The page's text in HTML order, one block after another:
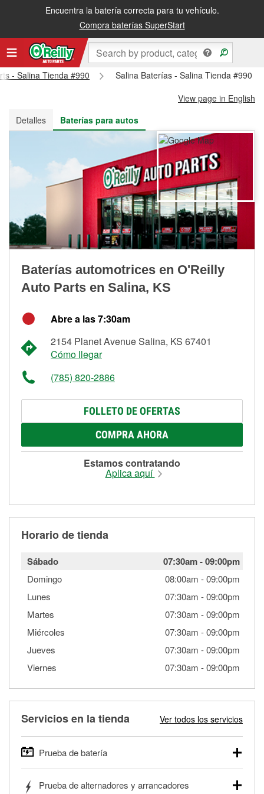
Encuentra la batería correcta para tu vehículo.
Compra baterías SuperStart
Recibe tu orden gratis al día siguiente o recógela en la tienda
- Salina Tienda #990
Salina Baterías - Salina Tienda #990
View page in English
Detalles
Baterías para autos
Baterías automotrices en O'Reilly
Auto Parts en Salina, KS
Abre a las 7:30am
2154 Planet Avenue Salina, KS 67401
Cómo llegar
(785) 820-2886
FOLLETO DE OFERTAS
COMPRA AHORA
Estamos contratando
Aplica aquí
Horario de tienda
Sábado 07:30am-09:00pm
Domingo 08:00am -09:00pm
Lunes
07:30am -09:00pm
Martes
07:30am -09:00pm
Miércoles
07:30am -09:00pm
Jueves
07:30am -09:00pm
Viernes
07:30am -09:00pm
Servicios en la tienda Ver todos los servicios
Prueba de batería
autos, camionetas, SUVs, vehículos comerciales y
Prueba de alternadores y arrancadores